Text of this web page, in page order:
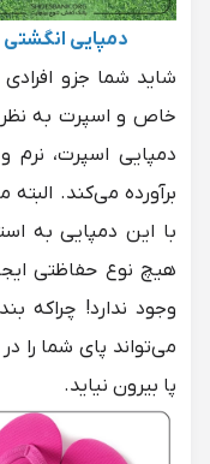
دمپایی انگشتی
شاید شما جزو
خاص و اسپرت به نظر
دمپایی اسپرت، نرم
برآورده می‌کند.
با این دمپایی به
هیچ نوع حفاظتی
وجود ندارد! چراکه
می‌تواند پای شما را
پا بیرون نیاید.